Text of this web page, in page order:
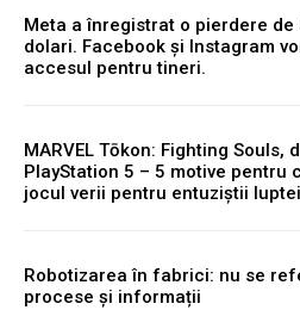
Meta a înregistrat o pierdere de
dolari. Facebook și Instagram
accesul pentru tineri.
MARVEL Tōkon: Fighting Souls,
PlayStation 5 – 5 motive pentru
jocul verii pentru entuziștii
Robotizarea în fabrici: nu se
procese și informații